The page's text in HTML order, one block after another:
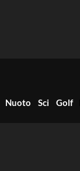
Nuoto Sci Golf